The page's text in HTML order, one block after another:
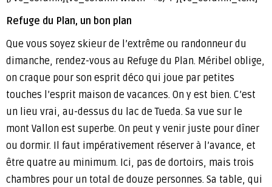
Refuge du Plan, un bon plan
Que vous soyez skieur de l’extrême ou randonneur du
dimanche, rendez-vous au Refuge du Plan. Méribel oblige,
on craque pour son esprit déco qui joue par petites
touches l’esprit maison de vacances. On y est bien. C’est
un lieu vrai, au-dessus du lac de Tueda. Sa vue sur le
mont Vallon est superbe. On peut y venir juste pour dîner
ou dormir. Il faut impérativement réserver à l’avance, et
être quatre au minimum. Ici, pas de dortoirs, mais trois
chambres pour un total de douze personnes. Sa table, qui